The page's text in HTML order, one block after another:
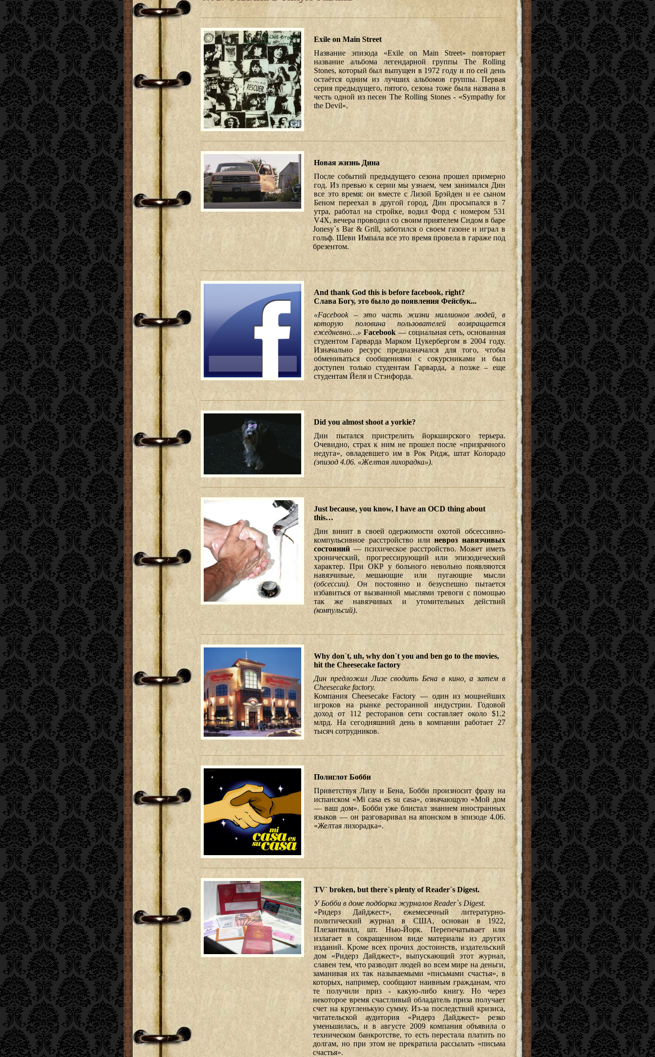
Exile on Main Street
Название эпизода «Exile on Main Street» повторяет
название альбома легендарной группы The Rolling
Stones, который был выпущен в 1972 году и по сей день
остаётся одним из лучших альбомов группы. Первая
серия предыдущего, пятого, сезона тоже была названа в
честь одной из песен The Rolling Stones - «Sympathy for
the Devil».
Новая жизнь Дина
После событий предыдущего сезона прошел примерно
год. Из превью к серии мы узнаем, чем занимался Дин
все это время: он вместе с Лизой Брэйден и ее сыном
Беном переехал в другой город, Дин просыпался в 7
утра, работал на стройке, водил Форд с номером 531
V4X, вечера проводил со своим приятелем Сидом в баре
Jonesy`s Bar & Grill, заботился о своем газоне и играл в
гольф. Шеви Импала все это время провела в гараже под
брезентом.
And thank God this is before facebook, right?
Слава Богу, это было до появления Фейсбук...
«Facebook – это часть жизни миллионов людей, в
которую половина пользователей возвращается
ежедневно…» Facebook — социальная сеть, основанная
студентом Гарварда Марком Цукербергом в 2004 году.
Изначально ресурс предназначался для того, чтобы
обмениваться сообщениями с сокурсниками и был
доступен только студентам Гарварда, а позже – еще
студентам Йеля и Стэнфорда.
Did you almost shoot a yorkie?
Дин пытался пристрелить йоркширского терьера.
Очевидно, страх к ним не прошел после «призрачного
недуга», овладевшего им в Рок Ридж, штат Колорадо
(эпизод 4.06. «Желтая лихорадка»).
Just because, you know, I have an OCD thing about
this…
Дин винит в своей одержимости охотой обсессивно-
компульсивное расстройство илиневроз навязчивых
состояний — психическое расстройство. Может иметь
хронический, прогрессирующий или эпизодический
характер. При ОКР у больного невольно появляются
навязчивые, мешающие или пугающие мысли
(обсессии). Он постоянно и безуспешно пытается
избавиться от вызванной мыслями тревоги с помощью
так же навязчивых и утомительных действий
(компульсий).
Why don`t, uh, why don`t you and ben go to the movies,
hit the Cheesecake factory
Дин предложил Лизе сводить Бена в кино, а затем в
Сheesecake factory.
Компания Cheesecake Factory — один из мощнейших
игроков на рынке ресторанной индустрии. Годовой
доход от 112 ресторанов сети составляет около $1.2
млрд. На сегодняшний день в компании работает 27
тысяч сотрудников.
Полиглот Бобби
Приветствуя Лизу и Бена, Бобби произносит фразу на
испанском «Mi casa es su casa», означающую «Мой дом
— ваш дом». Бобби уже блистал знанием иностранных
языков — он разговаривал на японском в эпизоде 4.06.
«Желтая лихорадка».
TV` broken, but there`s plenty of Reader`s Digest.
У Бобби в доме подборка журналов Reader`s Digest.
«Ридерз Дайджест», ежемесячный литературно-
политический журнал в США, основан в 1922,
Плезантвилл, шт. Нью-Йорк. Перепечатывает или
излагает в сокращенном виде материалы из других
изданий. Кроме всех прочих достоинств, издательский
дом «Ридерз Дайджест», выпускающий этот журнал,
славен тем, что разводит людей во всем мире на деньги,
заманивая их так называемыми «письмами счастья», в
которых, например, сообщают наивным гражданам, что
те получили приз - какую-либо книгу. Но через
некоторое время счастливый обладатель приза получает
счет на кругленькую сумму. Из-за последствий кризиса,
читательской аудитория «Ридерз Дайджест» резко
уменьшилась, и в августе 2009 компания объявила о
техническом банкротстве, то есть перестала платить по
долгам, но при этом не прекратила рассылать «письма
счастья».